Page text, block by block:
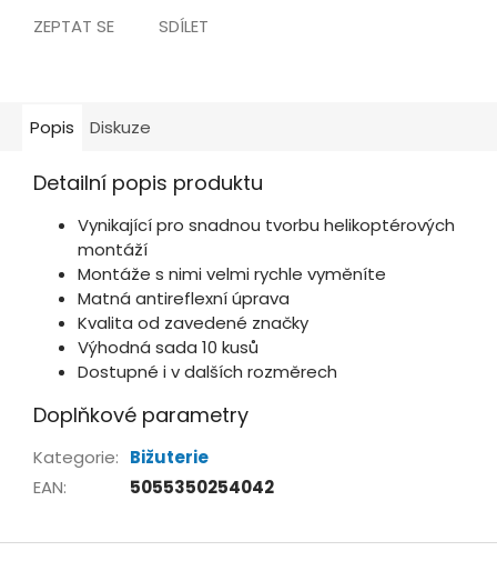
ZEPTAT SE SDÍLET
Popis Diskuze
Detailní popis produktu
Vynikající pro snadnou tvorbu helikoptérových
montáží
Montáže s nimi velmi rychle vyměníte
Matná antireflexní úprava
Kvalita od zavedené značky
Výhodná sada 10 kusů
Dostupné i v dalších rozměrech
Doplňkové parametry
Kategorie: Bižuterie
EAN: 5055350254042
Z